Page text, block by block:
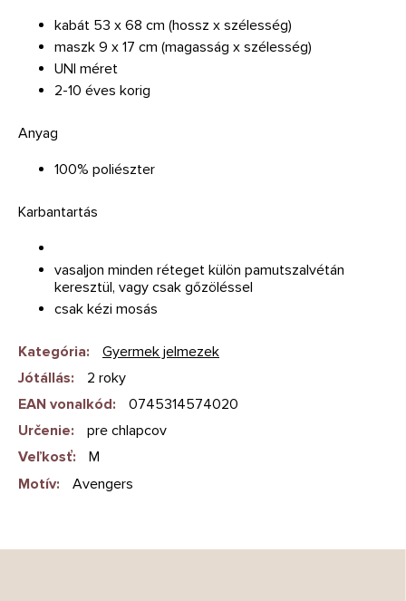
kabát 53 x 68 cm (hossz x szélesség)
maszk 9 x 17 cm (magasság x szélesség)
UNI méret
2-10 éves korig
Anyag
100% poliészter
Karbantartás
vasaljon minden réteget külön pamutszalvétán
keresztül, vagy csak gőzöléssel
csak kézi mosás
Kategória:
Gyermek jelmezek
Jótállás:
2 roky
EAN vonalkód:
0745314574020
Určenie:
pre chlapcov
Veľkosť:
M
Motív: Avengers